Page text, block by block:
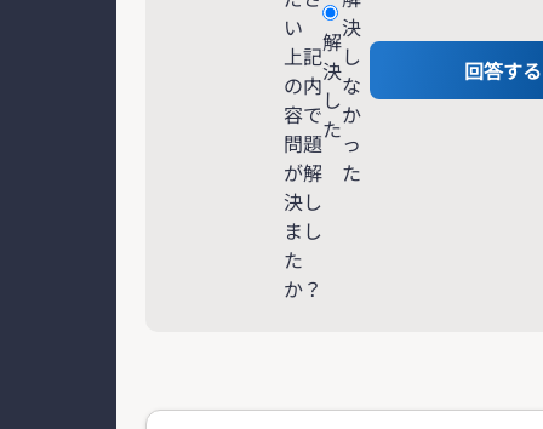
い
上記
の内
容で
問題
が解
決し
まし
た
か？
解
決
し
た
決
し
な
か
っ
た
回答する